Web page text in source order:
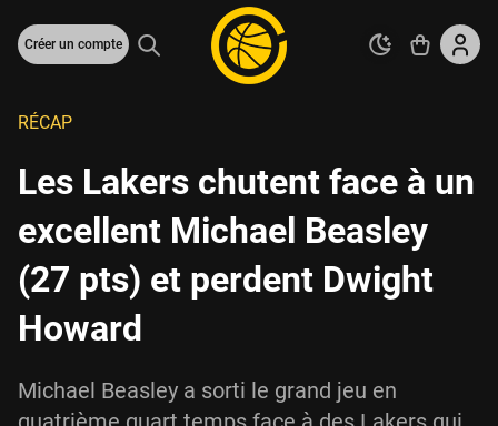
Créer un compte
RÉCAP
Les Lakers chutent face à un
excellent Michael Beasley
(27 pts) et perdent Dwight
Howard
Michael Beasley a sorti le grand jeu en